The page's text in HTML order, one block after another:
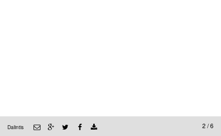
Dalintis 2 / 6